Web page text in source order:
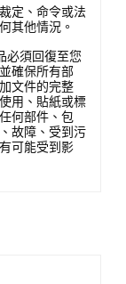
定、命令或法
其他情況。
必須回復至您
確保所有部
文件的完整
用、貼紙或標
何部件、包
故障、受到污
可能受到影